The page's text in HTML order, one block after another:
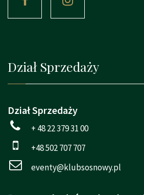
Dział Sprzedaży
Dział Sprzedaży
+ 48 22 379 31 00
+48 502 707 707
eventy@klubsosnowy.pl